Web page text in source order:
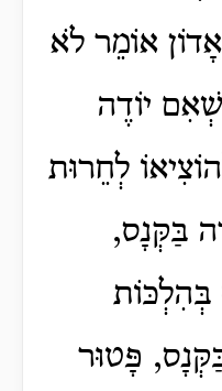
אוֹמֵר לֹא
יוֹדֶה
לְחֵרוּת
בַּקְּנָס,
בְּהִלְכּוֹת
פָּטוּר